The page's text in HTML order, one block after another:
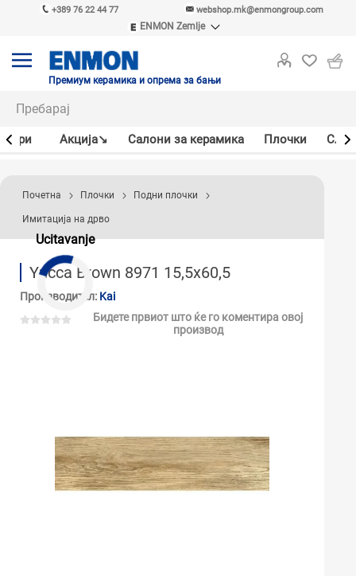
+389 76 22 44 77 webshop.mk@enmongroup.com
ENMON Zemlje
ENMON MKD
Премиум керамика и опрема за бањи
Акцијa↘ Салони за керамика Плочки
Ucitavanje
Почетна Плочки Подни плочки
Имитација на дрво
Yucca Brown 8971 15,5x60,5
Производител: Kai
Бидете првиот што ќе го коментира овој
производ